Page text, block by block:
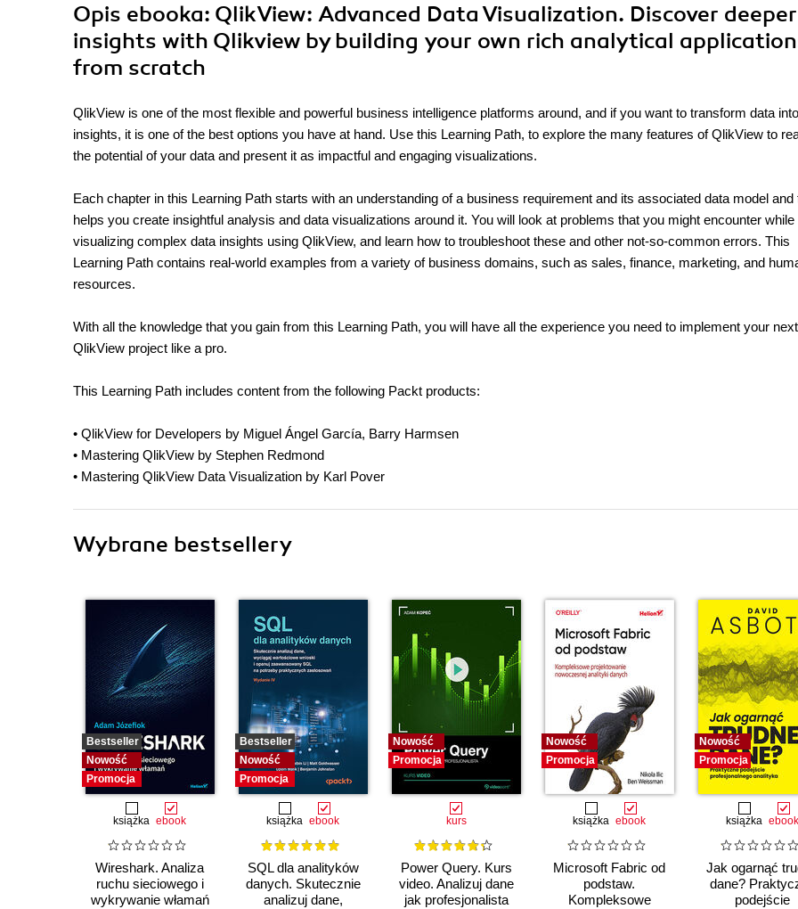
Opis ebooka: QlikView: Advanced Data Visualization. Discover deeper
insights with Qlikview by building your own rich analytical
from scratch
QlikView is one of the most flexible and powerful business intelligence platforms around, and if you want to transform data into
insights, it is one of the best options you have at hand. Use this Learning Path, to explore the many features of QlikView to
the potential of your data and present it as impactful and engaging visualizations.
Each chapter in this Learning Path starts with an understanding of a business requirement and its associated data model and
helps you create insightful analysis and data visualizations around it. You will look at problems that you might encounter while
visualizing complex data insights using QlikView, and learn how to troubleshoot these and other not-so-common errors. This
Learning Path contains real-world examples from a variety of business domains, such as sales, finance, marketing, and
resources.
With all the knowledge that you gain from this Learning Path, you will have all the experience you need to implement your next
QlikView project like a pro.
This Learning Path includes content from the following Packt products:
• QlikView for Developers by Miguel Ángel García, Barry Harmsen
• Mastering QlikView by Stephen Redmond
• Mastering QlikView Data Visualization by Karl Pover
Wybrane bestsellery
Bestseller
Nowość
Promocja
książka ebook
Wireshark. Analiza
ruchu sieciowego i
wykrywanie włamań
Bestseller
Nowość
Promocja
książka ebook
SQL dla analityków
danych. Skutecznie
analizuj dane,
Nowość
Promocja
kurs
Power Query. Kurs
video. Analizuj dane
jak profesjonalista
Nowość
Promocja
książka ebook
Microsoft Fabric od
podstaw.
Kompleksowe
Nowość
Promocja
książka ebook
Jak ogarnąć
dane?
podejście